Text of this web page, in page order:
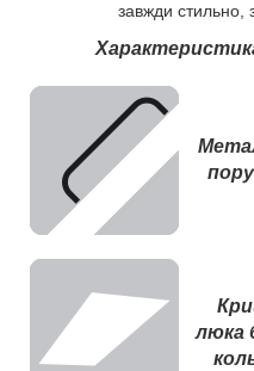
завжди стильно,
люка